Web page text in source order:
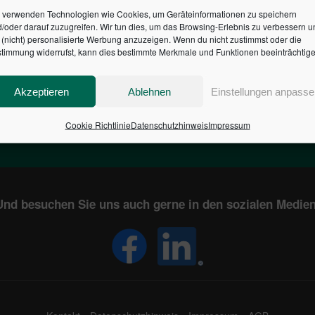
verwenden Technologien wie Cookies, um Geräteinformationen zu speichern
oder darauf zuzugreifen. Wir tun dies, um das Browsing-Erlebnis zu verbessern
personalisierte Werbung anzuzeigen. Wenn du nicht zustimmst oder die
widerrufst, kann dies bestimmte Merkmale und Funktionen
Akzeptieren Ablehnen Einstellungen
Cookie RichtlinieDatenschutzhinweisImpressum
DES BUNDES DER
€
IN DEUTSCHLAND
besuchen Sie uns auch gerne in den sozialen